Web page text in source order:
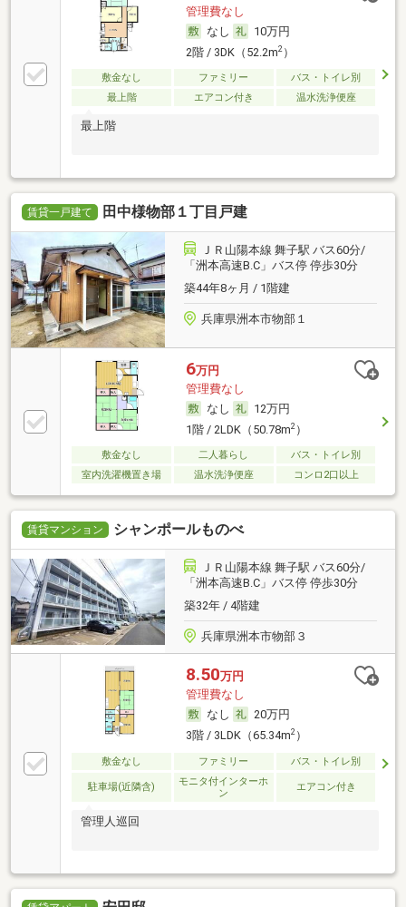
管理費なし
なし
10万円
2階 / 3DK（52.2m2）
敷金なし ファミリー
バス・トイレ別
最上階
エアコン付き 温水洗浄便座
最上階
賃貸一戸建て 田中様物部１丁目戸建
ＪＲ山陽本線 舞子駅 バス60分/
「洲本高速B.C」バス停 停歩30分
築44年8ヶ月 / 1階建
兵庫県洲本市物部１
6万円
管理費なし
なし
12万円
1階 / 2LDK（50.78m2）
敷金なし 二人暮らし
バス・トイレ別
室内洗濯機置き場
温水洗浄便座 コンロ2口以上
賃貸マンション シャンポールものべ
ＪＲ山陽本線 舞子駅 バス60分/
「洲本高速B.C」バス停 停歩30分
築32年 / 4階建
兵庫県洲本市物部３
8.50万円
管理費なし
なし
20万円
3階 / 3LDK（65.34m2）
敷金なし ファミリー バス・トイレ別
駐車場(近隣含)
モニタ付インターホ
ン
エアコン付き
管理人巡回